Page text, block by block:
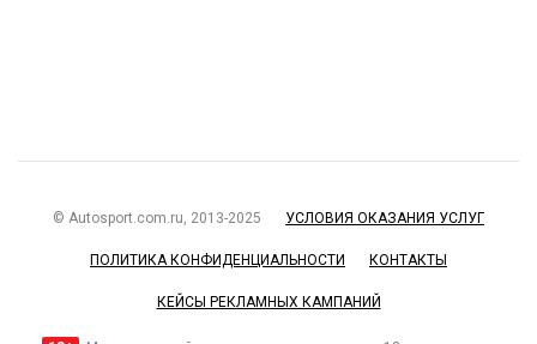
© Autosport.com.ru, 2013-2025 УСЛОВИЯ ОКАЗАНИЯ УСЛУГ
ПОЛИТИКА КОНФИДЕНЦИАЛЬНОСТИ КОНТАКТЫ
КЕЙСЫ РЕКЛАМНЫХ КАМПАНИЙ